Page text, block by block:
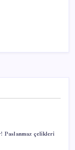
Paslanmaz çelikleri